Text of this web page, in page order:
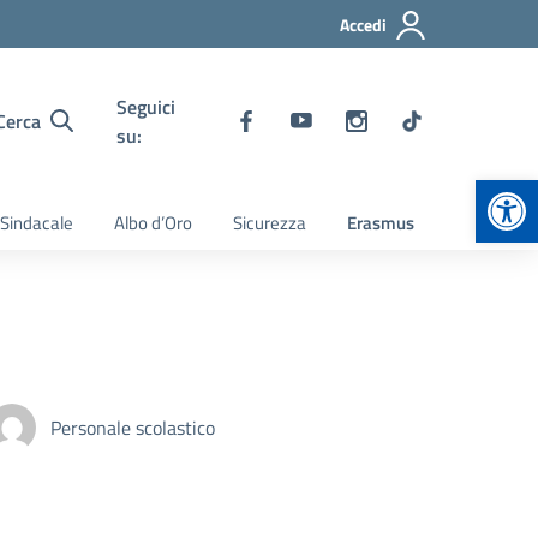
Accedi
Seguici
su:
Albo d’Oro Sicurezza Erasmus
Personale scolastico